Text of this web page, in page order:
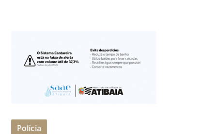
Polícia